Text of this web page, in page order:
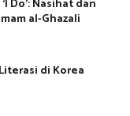
Do’: Nasihat dan
al-Ghazali
di Korea